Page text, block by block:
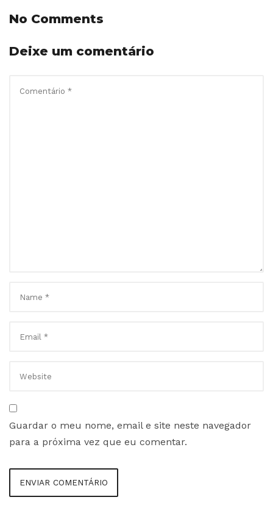
No Comments
Deixe um comentário
Guardar o meu nome, email e site neste navegador
para a próxima vez que eu comentar.